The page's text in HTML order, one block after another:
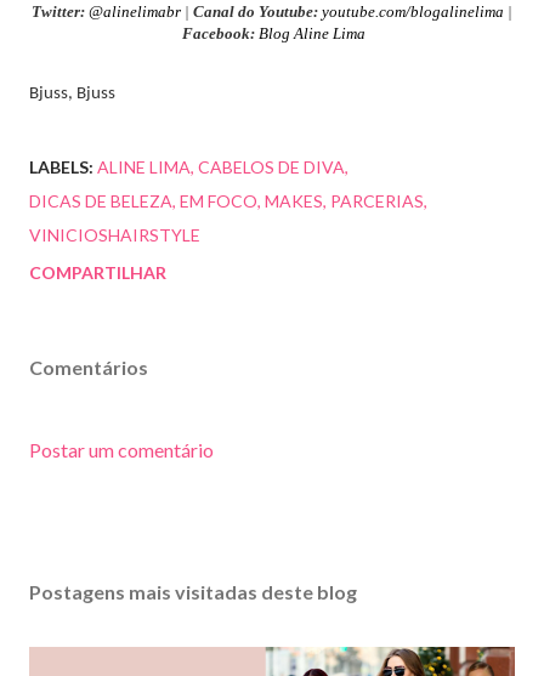
Twitter: @alinelimabr | Canal do Youtube: youtube.com/blogalinelima |
Facebook: Blog Aline Lima
Bjuss, Bjuss
LABELS: ALINE LIMA CABELOS DE DIVA
DICAS DE BELEZA EM FOCO MAKES PARCERIAS
VINICIOSHAIRSTYLE
COMPARTILHAR
Comentários
Postar um comentário
Postagens mais visitadas deste blog